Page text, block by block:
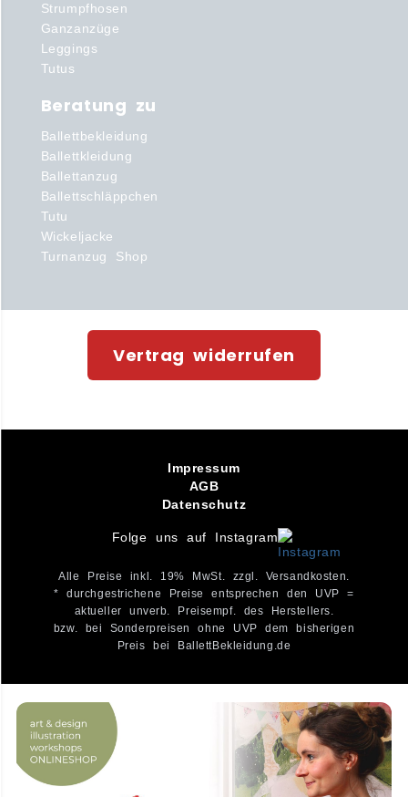
Strumpfhosen
Ganzanzüge
Leggings
Tutus
Beratung zu
Ballettbekleidung
Ballettkleidung
Ballettanzug
Ballettschläppchen
Tutu
Wickeljacke
Turnanzug Shop
Vertrag widerrufen
Impressum
AGB
Datenschutz
Folge uns auf Instagram
Alle Preise inkl. 19% MwSt. zzgl. Versandkosten.
* durchgestrichene Preise entsprechen den UVP =
aktueller unverb. Preisempf. des Herstellers.
bzw. bei Sonderpreisen ohne UVP dem bisherigen
Preis bei BallettBekleidung.de